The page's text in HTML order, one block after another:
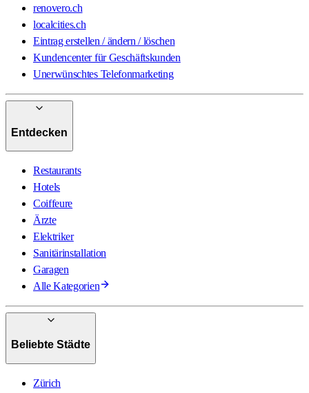
renovero.ch
localcities.ch
Eintrag erstellen / ändern / löschen
Kundencenter für Geschäftskunden
Unerwünschtes Telefonmarketing
Entdecken
Restaurants
Hotels
Coiffeure
Ärzte
Elektriker
Sanitärinstallation
Garagen
Alle Kategorien
Beliebte Städte
Zürich